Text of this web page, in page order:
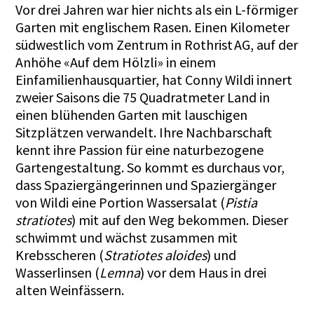
Vor drei Jahren war hier nichts als ein L-förmiger
Garten mit englischem Rasen. Einen Kilometer
südwestlich vom Zentrum in Rothrist AG, auf der
Anhöhe «Auf dem Hölzli» in einem
Einfamilienhausquartier, hat Conny Wildi innert
zweier Saisons die 75 Quadratmeter Land in
einen blühenden Garten mit lauschigen
Sitzplätzen verwandelt. Ihre Nachbarschaft
kennt ihre Passion für eine naturbezogene
Gartengestaltung. So kommt es durchaus vor,
dass Spaziergängerinnen und Spaziergänger
von Wildi eine Portion Wassersalat (Pistia
stratiotes) mit auf den Weg bekommen. Dieser
schwimmt und wächst zusammen mit
Krebsscheren (Stratiotes aloides) und
Wasserlinsen (Lemna) vor dem Haus in drei
alten Weinfässern.